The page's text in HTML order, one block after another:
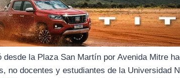
la Plaza San Martín por Avenida Mitre
no docentes y estudiantes de la Universidad